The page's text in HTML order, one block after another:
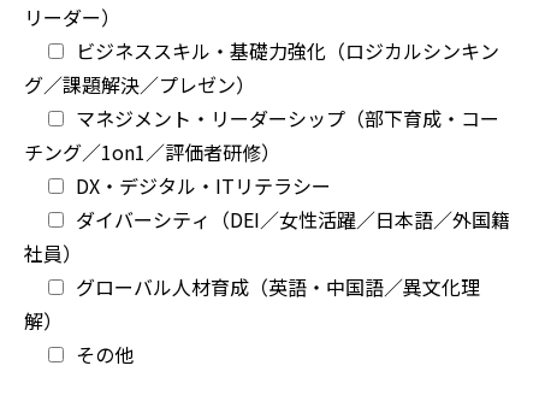
リーダー）
ビジネススキル・基礎力強化（ロジカルシンキン
グ／課題解決／プレゼン）
マネジメント・リーダーシップ（部下育成・コー
チング／1on1／評価者研修）
DX・デジタル・ITリテラシー
ダイバーシティ（DEI／女性活躍／日本語／外国籍
社員）
グローバル人材育成（英語・中国語／異文化理
解）
その他